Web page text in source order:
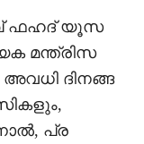
ഫഹദ് യൂസ
മന്ത്രിസ
ദിനങ്ങ
പ്ര